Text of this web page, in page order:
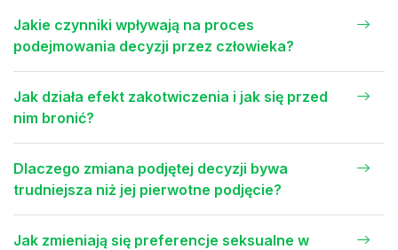
Jakie czynniki wpływają na proces
podejmowania decyzji przez człowieka?
Jak działa efekt zakotwiczenia i jak się przed
nim bronić?
Dlaczego zmiana podjętej decyzji bywa
trudniejsza niż jej pierwotne podjęcie?
Jak zmieniają się preferencje seksualne w